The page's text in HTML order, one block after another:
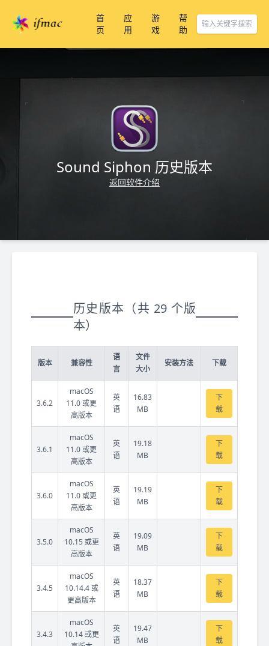
首
页
应
用
游
戏
帮
助
Sound Siphon 历史版本
返回软件介绍
历史版本（共 29 个版
本）
版本 兼容性
语
言
文件
大小
安装方法 下载
3.6.2
macOS
11.0 或更
高版本
英
语
16.83
MB
下
载
3.6.1
macOS
11.0 或更
高版本
英
语
19.18
MB
下
载
3.6.0
macOS
11.0 或更
高版本
英
语
19.19
MB
下
载
3.5.0
macOS
10.15 或更
高版本
英
语
19.09
MB
下
载
3.4.5
macOS
10.14.4 或
更高版本
英
语
18.37
MB
下
载
3.4.3
macOS
10.14 或更
英
语
19.47
MB
下
载